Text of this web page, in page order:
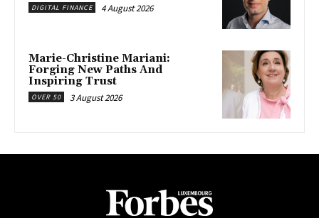
DIGITAL FINANCE 4 August 2026
Marie-Christine Mariani:
Forging New Paths And
Inspiring Trust
OVER 50 3 August 2026